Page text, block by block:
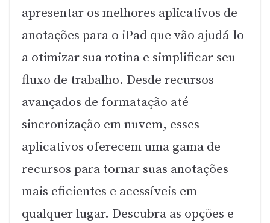
apresentar os melhores aplicativos de
anotações para o iPad que vão ajudá-lo
a otimizar sua rotina e simplificar seu
fluxo de trabalho. Desde recursos
avançados de formatação até
sincronização em nuvem, esses
aplicativos oferecem uma gama de
recursos para tornar suas anotações
mais eficientes e acessíveis em
qualquer lugar. Descubra as opções e